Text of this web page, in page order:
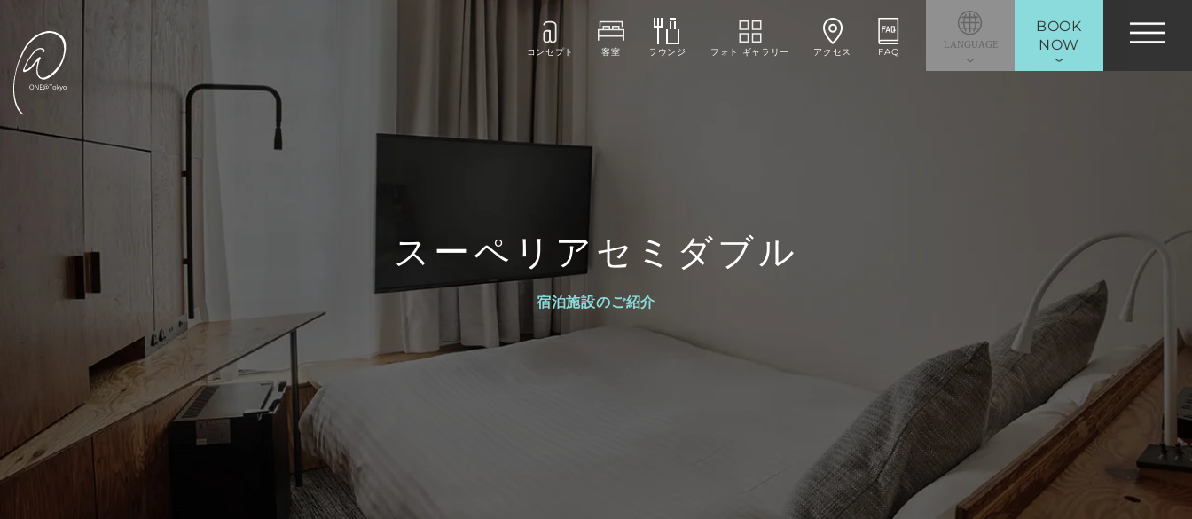
コンセプト 客室 ラウンジ フォト ギャラリー アクセス FAQ
BOOK
NOW
スーペリアセミダブル
宿泊施設のご紹介